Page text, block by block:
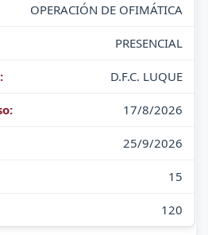
OPERACIÓN DE OFIMÁTICA
PRESENCIAL
D.F.C. LUQUE
17/8/2026
25/9/2026
15
120